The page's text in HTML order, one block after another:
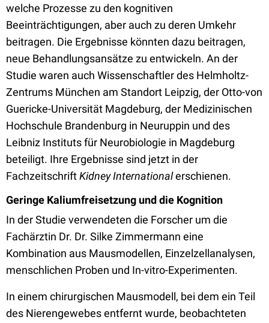
welche Prozesse zu den kognitiven
Beeinträchtigungen, aber auch zu deren Umkehr
beitragen. Die Ergebnisse könnten dazu beitragen,
neue Behandlungsansätze zu entwickeln. An der
Studie waren auch Wissenschaftler des Helmholtz-
Zentrums München am Standort Leipzig, der Otto-von
Guericke-Universität Magdeburg, der Medizinischen
Hochschule Brandenburg in Neuruppin und des
Leibniz Instituts für Neurobiologie in Magdeburg
beteiligt. Ihre Ergebnisse sind jetzt in der
FachzeitschriftKidney Internationalerschienen.
Geringe Kaliumfreisetzung und die Kognition
In der Studie verwendeten die Forscher um die
Fachärztin Dr. Dr. Silke Zimmermann eine
Kombination aus Mausmodellen, Einzelzellanalysen,
menschlichen Proben und In-vitro-Experimenten.
In einem chirurgischen Mausmodell, bei dem ein Teil
des Nierengewebes entfernt wurde, beobachteten